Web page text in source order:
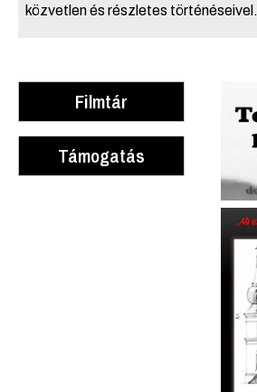
Filmtár
Támogatás
közvetlen és részletes történéseivel.